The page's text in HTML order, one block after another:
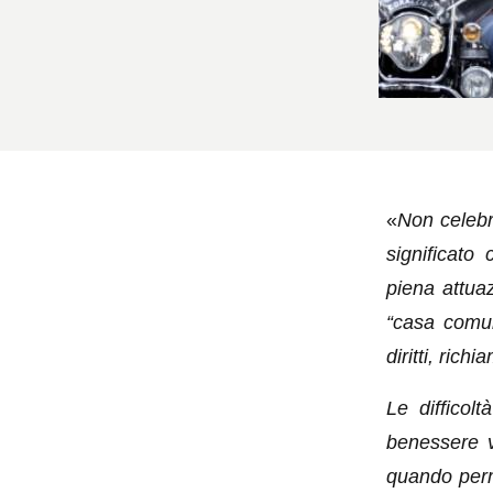
«Non
significato
piena
“casa
diritti,
Le
benessere
quando